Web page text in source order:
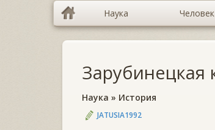
Наука Человек
Зарубинецкая
Наука » История
JATUSIA1992